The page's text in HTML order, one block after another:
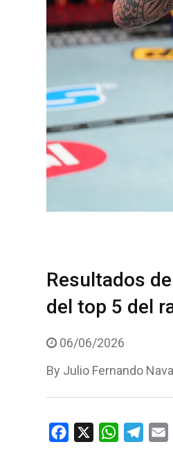
Resultados
del top 5 del
06/06/2026
By Julio Fernando
W